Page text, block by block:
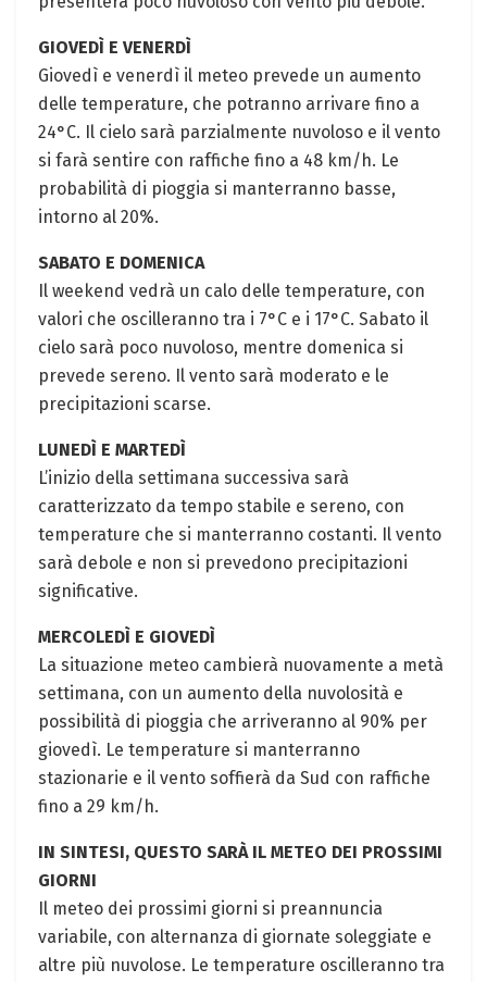
GIOVEDÌ E VENERDÌ
Giovedì e venerdì il meteo prevede un aumento
delle temperature, che potranno arrivare fino a
24°C. Il cielo sarà parzialmente nuvoloso e il vento
si farà sentire con raffiche fino a 48 km/h. Le
probabilità di pioggia si manterranno basse,
intorno al 20%.
SABATO E DOMENICA
Il weekend vedrà un calo delle temperature, con
valori che oscilleranno tra i 7°C e i 17°C. Sabato il
cielo sarà poco nuvoloso, mentre domenica si
prevede sereno. Il vento sarà moderato e le
precipitazioni scarse.
LUNEDÌ E MARTEDÌ
L’inizio della settimana successiva sarà
caratterizzato da tempo stabile e sereno, con
temperature che si manterranno costanti. Il vento
sarà debole e non si prevedono precipitazioni
significative.
MERCOLEDÌ E GIOVEDÌ
La situazione meteo cambierà nuovamente a metà
settimana, con un aumento della nuvolosità e
possibilità di pioggia che arriveranno al 90% per
giovedì. Le temperature si manterranno
stazionarie e il vento soffierà da Sud con raffiche
fino a 29 km/h.
IN SINTESI, QUESTO SARÀ IL METEO DEI PROSSIMI
GIORNI
Il meteo dei prossimi giorni si preannuncia
variabile, con alternanza di giornate soleggiate e
altre più nuvolose. Le temperature oscilleranno tra